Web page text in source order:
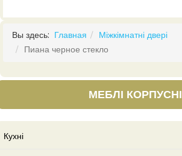
Вы здесь: Главная
Міжкімнатні двері
Пиана черное стекло
МЕБЛІ КОРПУСНІ
Кухні